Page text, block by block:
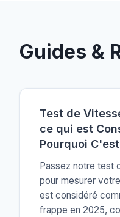
Guides &
Test de
ce qui est
Pourquoi
Passez notre test
pour mesurer
est considéré
frappe en 2025,